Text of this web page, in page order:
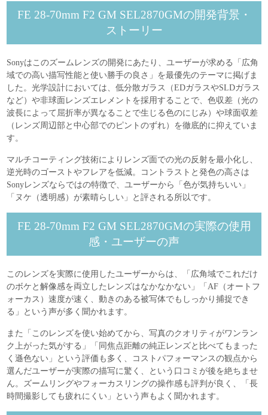
FE 28-70mm F2 GM SEL2870GMの開発背景・
ストーリー
Sonyはこのズームレンズの開発にあたり、ユーザーが求める「広角
域での高い描写性能と使い勝手の良さ」を最優先のテーマに掲げま
した。光学設計においては、低分散ガラス（EDガラスやSLDガラス
など）や非球面レンズエレメントを採用することで、色収差（光の
波長によって屈折率が異なることで生じる色のにじみ）や球面収差
（レンズ周辺部と中心部でのピントのずれ）を徹底的に抑えていま
す。
マルチコーティング技術によりレンズ面での光の反射を最小化し、
逆光時のゴーストやフレアを低減。コントラストと発色の高さは
Sonyレンズならではの特徴で、ユーザーから「色が気持ちいい」
「ヌケ（透明感）が素晴らしい」と評される所以です。
FE 28-70mm F2 GM SEL2870GMの実際の使用
感・ユーザーの声
このレンズを実際に使用したユーザーからは、「広角域でこれだけ
のボケと解像感を両立したレンズはなかなかない」「AF（オートフ
ォーカス）速度が速く、動きのある被写体でもしっかり捕捉でき
る」という声が多く聞かれます。
また「このレンズを使い始めてから、写真のクオリティがワンラン
ク上がった気がする」「同焦点距離の純正レンズと比べてもまった
く遜色ない」という評価も多く、コストパフォーマンスの観点から
選んだユーザーが実際の描写に驚く、という口コミが後を絶ちませ
ん。ズームリングやフォーカスリングの操作感も評判が良く、「長
時間撮影しても疲れにくい」という声もよく聞かれます。